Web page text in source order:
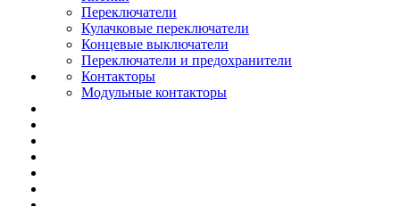
Переключатели
Кулачковые переключатели
Концевые выключатели
Переключатели и предохранители
Контакторы
Модульные контакторы